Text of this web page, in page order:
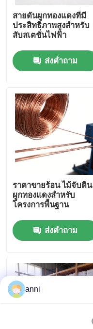
วิดีโอ
เกี่ยวกับเรา
ควบคุมคุณภาพ
ติดต่อเรา
ข่าว
ทุกกรณี
สายดันผูกทองแดงที่มี
ประสิทธิภาพสูงสําหรับ
สับสเตชั่นไฟฟ้า
ส่งคำถาม
ราคาขายร้อน ไม้จับดิน
ผูกทองแดงสําหรับ
โครงการพื้นฐาน
ส่งคำถาม
anni